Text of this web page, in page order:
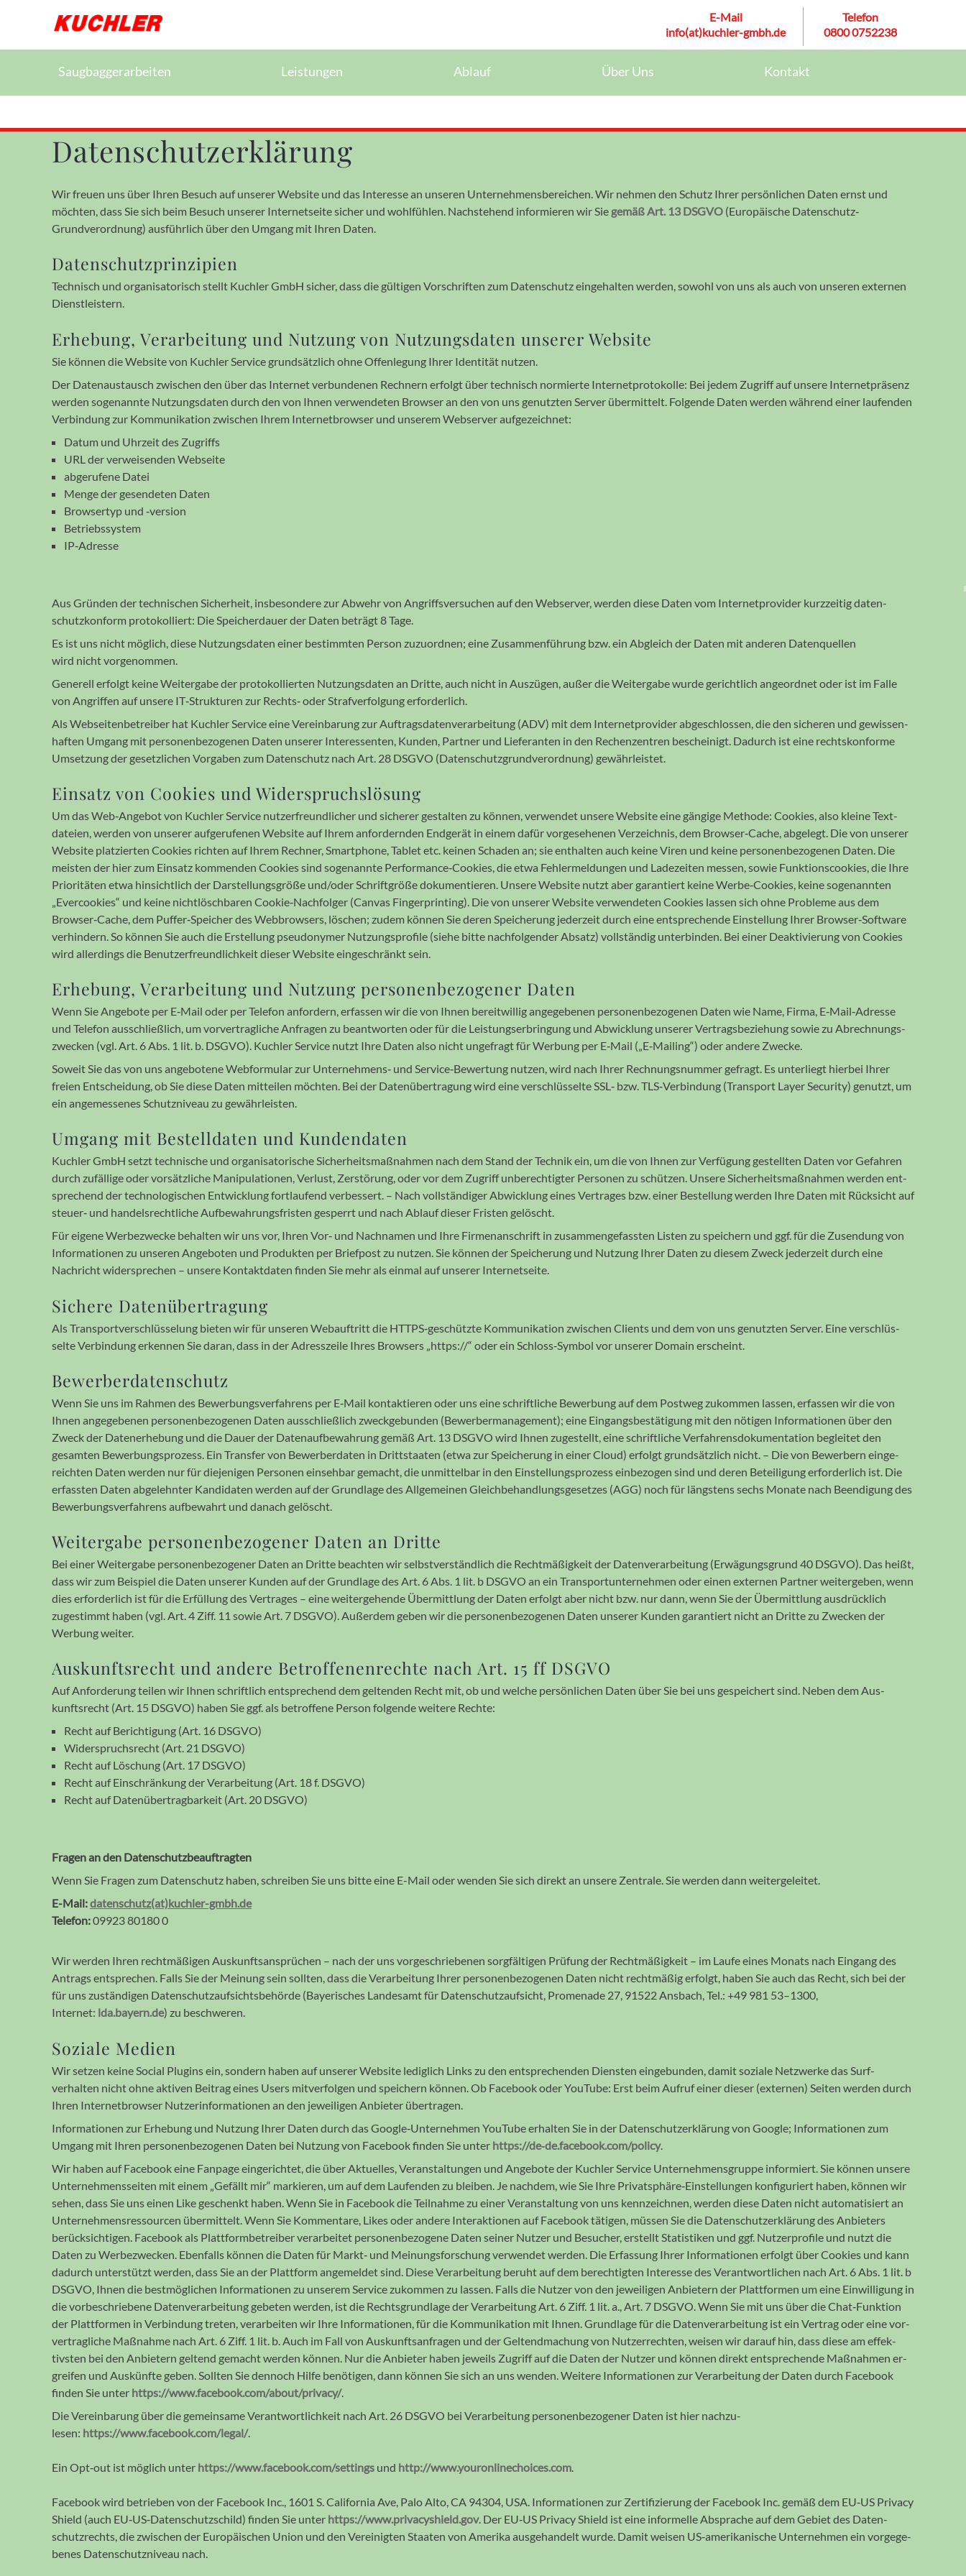
E-Mail
info(at)kuchler-gmbh.de
Telefon
0800 0752238
Saugbaggerarbeiten Leistungen Ablauf Über Uns Kontakt
Datenschutzerklärung
Wir freuen uns über Ihren Besuch auf unserer Website und das Interesse an unseren Unternehmensbereichen. Wir nehmen den Schutz Ihrer persönlichen Daten ernst und
möchten, dass Sie sich beim Besuch unserer Internetseite sicher und wohlfühlen. Nachstehend informieren wir Sie gemäß Art. 13 DSGVO (Europäische Datenschutz‐
Grundverordnung) ausführlich über den Umgang mit Ihren Daten.
Datenschutzprinzipien
Technisch und organi­sa­torisch stellt Kuchler GmbH sicher, dass die gülti­gen Vor­schrif­ten zum Daten­schutz ein­ge­halten werden, sowohl von uns als auch von unseren externen
Dienst­leistern.
Erhebung, Verarbeitung und Nutzung von Nutzungs­daten unserer Website
Sie können die Website von Kuchler Service grund­sätz­lich ohne Offen­legung Ihrer Identi­tät nutzen.
Der Datenaustausch zwischen den über das Internet ver­bunde­nen Rechnern erfolgt über tech­nisch normierte Internet­proto­kolle: Bei jedem Zugriff auf unsere Internet­präsenz
werden soge­nannte Nutzungs­daten durch den von Ihnen verwen­deten Browser an den von uns genutz­ten Server über­mittelt. Folgende Daten werden während einer laufenden
Verbin­dung zur Kommu­ni­kation zwischen Ihrem Internet­browser und unserem Webserver aufge­zeichnet:
Datum und Uhrzeit des Zugriffs
URL der verweisenden Webseite
abgerufene Datei
Menge der gesendeten Daten
Browsertyp und ‐version
Betriebssystem
IP‐Adresse
Aus Gründen der technischen Sicher­heit, insbe­son­dere zur Abwehr von Angriffs­ver­suchen auf den Webserver, werden diese Daten vom Internet­provider kurz­zeitig daten­
schutz­konform proto­kol­liert: Die Speicher­dauer der Daten beträgt 8 Tage.
Es ist uns nicht möglich, diese Nutzungs­daten einer be­stimm­ten Person zu­zu­ord­nen; eine Zu­sam­men­füh­rung bzw. ein Abgleich der Daten mit ande­ren Daten­quellen
wird nicht vor­ge­nom­men.
Gene­rell er­folgt keine Weiter­gabe der pro­to­kol­lier­ten Nutzungs­daten an Dritte, auch nicht in Aus­zügen, außer die Weiter­gabe wurde gericht­lich ange­ord­net oder ist im Falle
von An­grif­fen auf unsere IT‐Struk­turen zur Rechts‐ oder Straf­ver­folgung erfor­der­lich.
Als Webseitenbetreiber hat Kuchler Service eine Verein­barung zur Auftrags­daten­ver­arbei­tung (ADV) mit dem Internet­provider abge­schlossen, die den sicheren und gewissen­
haften Umgang mit personen­be­zogenen Daten unserer Inte­res­sen­ten, Kunden, Partner und Liefe­ranten in den Rechen­zentren be­scheinigt. Da­durch ist eine rechts­konforme
Umsetzung der gesetz­lichen Vor­gaben zum Daten­schutz nach Art. 28 DSGVO (Daten­schutz­grund­verord­nung) gewähr­leistet.
Einsatz von Cookies und Wider­spruchs­lösung
Um das Web‐Angebot von Kuchler Service nutzer­freund­licher und sicherer gestalten zu können, ver­wen­det unsere Web­site eine gängige Methode: Cookies, also kleine Text­
dateien, werden von unserer auf­ge­rufenen Web­site auf Ihrem an­for­dern­den End­gerät in einem dafür vor­ge­sehenen Ver­zeich­nis, dem Browser‐Cache, ab­gelegt. Die von unserer
Website plat­zier­ten Cookies richten auf Ihrem Rechner, Smart­phone, Tablet etc. keinen Schaden an; sie ent­halten auch keine Viren und keine personen­be­zogenen Daten. Die
meisten der hier zum Einsatz kommen­den Cookies sind so­ge­nannte Perfor­mance‐Cookies, die etwa Fehler­mel­dungen und Lade­zeiten messen, sowie Funk­tions­cookies, die Ihre
Priori­täten etwa hin­sicht­lich der Dar­stellungs­größe und/oder Schrift­größe doku­men­tieren. Unsere Website nutzt aber garan­tiert keine Werbe‐Cookies, keine soge­nannten
„Evercookies“ und keine nichtlösch­baren Cookie‐Nach­folger (Canvas Finger­printing). Die von unserer Website verwen­deten Cookies lassen sich ohne Probleme aus dem
Browser‐Cache, dem Puffer‐Speicher des Web­browsers, löschen; zudem können Sie deren Speicher­ung jeder­zeit durch eine ent­sprechen­de Ein­stellung Ihrer Browser‐Software
verhin­dern. So können Sie auch die Erstellung pseu­do­nymer Nutzungs­profile (siehe bitte nach­fol­gen­der Absatz) voll­ständig unter­binden. Bei einer Deakti­vierung von Cookies
wird aller­dings die Benutzer­freund­lich­keit dieser Web­site ein­ge­schränkt sein.
Erhebung, Verarbeitung und Nutzung personen­bezogener Daten
Wenn Sie Ange­bote per E‐Mail oder per Tele­fon an­for­dern, er­fassen wir die von Ihnen bereit­willig ange­gebe­nen per­so­nen­be­zoge­nen Daten wie Name, Firma, E‐Mail‐Adresse
und Telefon aus­schließ­lich, um vor­ver­trag­liche An­fragen zu be­ant­worten oder für die Leistungs­erbringung und Ab­wick­lung unse­rer Ver­trags­be­ziehung sowie zu Ab­rech­nungs­
zwecken (vgl. Art. 6 Abs. 1 lit. b. DSGVO). Kuchler Service nutzt Ihre Daten also nicht unge­fragt für Werbung per E‐Mail („E‐Mailing“) oder andere Zwecke.
Soweit Sie das von uns ange­botene Web­formular zur Unternehmens‐ und Service‐Bewertung nutzen, wird nach Ihrer Rechnungsnummer ge­fragt. Es unter­liegt hierbei Ihrer
freien Ent­schei­dung, ob Sie diese Daten mit­teilen möchten. Bei der Daten­über­tragung wird eine ver­schlüs­selte SSL‐ bzw. TLS‐Ver­bindung (Transport Layer Security) genutzt, um
ein ange­messenes Schutz­niveau zu gewähr­leisten.
Umgang mit Bestell­daten und Kundendaten
Kuchler GmbH setzt tech­nische und organi­sa­to­rische Sicher­heits­maß­nah­men nach dem Stand der Technik ein, um die von Ihnen zur Ver­fü­gung ge­stell­ten Daten vor Gefah­ren
durch zu­fällige oder vor­sätz­liche Mani­pu­la­tionen, Ver­lust, Zer­störung, oder vor dem Zu­griff unbe­rech­tig­ter Per­so­nen zu schützen. Unsere Sicher­heits­maß­nah­men werden ent­
sprechend der techno­lo­gischen Ent­wick­lung fort­laufend ver­bessert. – Nach voll­stän­diger Abwick­lung eines Ver­trages bzw. einer Bestellung werden Ihre Daten mit Rück­sicht auf
steuer‐ und handels­recht­liche Aufbe­wahrungs­fristen ge­sperrt und nach Ab­lauf dieser Fristen ge­löscht.
Für eigene Werbezwecke behalten wir uns vor, Ihren Vor‐ und Nach­namen und Ihre Firmen­anschrift in zusammen­gefassten Listen zu speichern und ggf. für die Zusen­dung von
Informa­tionen zu unseren Angeboten und Pro­duk­ten per Brief­post zu nutzen. Sie können der Speicherung und Nutzung Ihrer Daten zu diesem Zweck jeder­zeit durch eine
Nach­richt wider­sprechen – unsere Kontakt­daten finden Sie mehr als einmal auf unserer Internetseite.
Sichere Datenübertragung
Als Transportverschlüsselung bieten wir für unseren Web­auftritt die HTTPS‐geschützte Kommu­ni­ka­tion zwischen Clients und dem von uns genutz­ten Server. Eine ver­schlüs­
selte Ver­bin­dung erken­nen Sie daran, dass in der Adress­zeile Ihres Browsers „https://“ oder ein Schloss‐Symbol vor unserer Domain erscheint.
Bewerberdatenschutz
Wenn Sie uns im Rahmen des Bewerbungs­verfahrens per E‐Mail kontak­tieren oder uns eine schrift­liche Bewerbung auf dem Post­weg zukom­men lassen, er­fassen wir die von
Ihnen ange­gebe­nen per­so­nen­be­zoge­nen Daten aus­schließ­lich zweck­gebunden (Bewerber­management); eine Eingangs­bestätigung mit den nötigen Informa­tionen über den
Zweck der Daten­erhebung und die Dauer der Daten­aufbe­wahrung gemäß Art. 13 DSGVO wird Ihnen zuge­stellt, eine schrift­liche Verfahrens­doku­men­tation be­gleitet den
gesamten Bewerbungs­prozess. Ein Transfer von Bewerber­daten in Dritt­staaten (etwa zur Speicherung in einer Cloud) erfolgt grund­sätz­lich nicht. – Die von Be­wer­bern ein­ge­
reich­ten Daten werden nur für die­jenigen Personen einseh­bar ge­macht, die unmit­tel­bar in den Einstel­lungs­prozess einbe­zogen sind und deren Betei­ligung erfor­der­lich ist. Die
erfassten Daten abge­lehn­ter Kandi­daten werden auf der Grund­lage des Allgemeinen Gleich­behandlungs­gesetzes (AGG) noch für längstens sechs Monate nach Beendi­gung des
Bewer­bungs­ver­fahrens auf­be­wahrt und danach gelöscht.
Weitergabe personen­bezogener Daten an Dritte
Bei einer Weiter­gabe personen­bezogener Daten an Dritte beach­ten wir selbst­verständ­lich die Recht­mäßig­keit der Daten­ver­arbei­tung (Erwägungs­grund 40 DSGVO). Das heißt,
dass wir zum Beispiel die Daten unserer Kunden auf der Grund­lage des Art. 6 Abs. 1 lit. b DSGVO an ein Trans­port­unter­nehmen oder einen externen Partner weiter­geben, wenn
dies erfor­der­lich ist für die Erfüllung des Vertrages – eine weiter­gehende Über­mittlung der Daten er­folgt aber nicht bzw. nur dann, wenn Sie der Über­mittlung aus­drück­lich
zuge­stimmt haben (vgl. Art. 4 Ziff. 11 sowie Art. 7 DSGVO). Außer­dem geben wir die per­so­nen­be­zoge­nen Daten unserer Kunden garan­tiert nicht an Dritte zu Zwecken der
Werbung weiter.
Auskunftsrecht und andere Betroffenen­rechte nach Art. 15 ff DSGVO
Auf Anforderung teilen wir Ihnen schriftlich ent­sprechend dem geltenden Recht mit, ob und welche persön­lichen Daten über Sie bei uns ge­speichert sind. Neben dem Aus­
kunfts­recht (Art. 15 DSGVO) haben Sie ggf. als betrof­fene Person folgende weitere Rechte:
Recht auf Berichtigung (Art. 16 DSGVO)
Widerspruchsrecht (Art. 21 DSGVO)
Recht auf Löschung (Art. 17 DSGVO)
Recht auf Einschränkung der Verarbeitung (Art. 18 f. DSGVO)
Recht auf Datenübertragbarkeit (Art. 20 DSGVO)
Fragen an den Datenschutzbeauftragten
Wenn Sie Fragen zum Datenschutz haben, schreiben Sie uns bitte eine E-Mail oder wenden Sie sich direkt an unsere Zentrale. Sie werden dann weitergeleitet.
E-Mail:datenschutz(at)kuchler-gmbh.de
Telefon:09923 80180 0
Wir werden Ihren recht­mäßigen Auskunfts­an­sprüchen – nach der uns vor­ge­schrie­be­nen sorg­fältigen Prüfung der Recht­mäßig­keit – im Laufe eines Monats nach Ein­gang des
Antrags ent­sprechen. Falls Sie der Meinung sein sollten, dass die Verar­beitung Ihrer per­sonen­be­zogenen Daten nicht recht­mäßig er­folgt, haben Sie auch das Recht, sich bei der
für uns zu­stän­di­gen Daten­schutz­auf­sichts­behörde (Bayerisches Landes­amt für Daten­schutz­auf­sicht, Promenade 27, 91522 Ansbach, Tel.: +49 981 53–1300,
Internet: lda.bayern.de) zu beschweren.
Soziale Medien
Wir setzen keine Social Plugins ein, sondern haben auf unserer Website ledig­lich Links zu den ent­sprechen­den Diensten einge­bunden, damit soziale Netzwerke das Surf­
verhalten nicht ohne aktiven Beitrag eines Users mit­verfolgen und speichern können. Ob Facebook oder YouTube: Erst beim Aufruf einer dieser (externen) Seiten werden durch
Ihren Internet­browser Nutzer­infor­ma­tionen an den jewei­ligen Anbieter über­tragen.
Infor­ma­tionen zur Erhebung und Nutzung Ihrer Daten durch das Google‐Unternehmen YouTube erhalten Sie in der Datenschutzerklärung von Google; Informa­tionen zum
Umgang mit Ihren personen­be­zoge­nen Daten bei Nutzung von Facebook finden Sie unter https://de‐de.facebook.com/policy.
Wir haben auf Facebook eine Fanpage einge­richtet, die über Aktuelles, Veran­stal­tun­gen und Ange­bote der Kuchler Service Unter­neh­mens­gruppe infor­miert. Sie können unsere
Unter­neh­mens­seiten mit einem „Gefällt mir“ markieren, um auf dem Laufenden zu bleiben. Je nach­dem, wie Sie Ihre Privatsphäre‐Ein­stellun­gen konfi­guriert haben, können wir
sehen, dass Sie uns einen Like geschenkt haben. Wenn Sie in Facebook die Teil­nahme zu einer Ver­anstaltung von uns kenn­zeichnen, werden diese Daten nicht auto­ma­tisiert an
Unternehmens­ressourcen übermittelt. Wenn Sie Kommen­tare, Likes oder andere Inter­aktionen auf Facebook tätigen, müssen Sie die Daten­schutz­erklärung des Anbieters
berück­sichtigen. Facebook als Platt­form­be­treiber verar­beitet personen­bezogene Daten seiner Nutzer und Besucher, erstellt Statis­tiken und ggf. Nutzer­profile und nutzt die
Daten zu Werbe­zwecken. Eben­falls können die Daten für Markt‐ und Meinungs­forschung ver­wen­det werden. Die Erfassung Ihrer Infor­ma­tionen erfolgt über Cookies und kann
da­durch unter­stützt werden, dass Sie an der Platt­form ange­meldet sind. Diese Verar­beitung beruht auf dem berech­tigten Interesse des Verant­wort­lichen nach Art. 6 Abs. 1 lit. b
DSGVO, Ihnen die best­möglichen Informa­tionen zu unserem Service zu­kommen zu lassen. Falls die Nutzer von den jewei­ligen Anbietern der Platt­formen um eine Ein­willigung in
die vorbe­schriebene Daten­verar­beitung ge­beten werden, ist die Rechts­grundlage der Verar­bei­tung Art. 6 Ziff. 1 lit. a., Art. 7 DSGVO. Wenn Sie mit uns über die Chat‐Funktion
der Platt­formen in Verbin­dung treten, verar­beiten wir Ihre Infor­ma­tionen, für die Kom­mu­ni­kation mit Ihnen. Grundlage für die Daten­ver­arbeitung ist ein Vertrag oder eine vor­
ver­trag­liche Maßnahme nach Art. 6 Ziff. 1 lit. b. Auch im Fall von Aus­kunfts­an­fragen und der Geltend­machung von Nutzer­rechten, weisen wir darauf hin, dass diese am effek­
tivsten bei den Anbietern geltend ge­macht werden können. Nur die Anbieter haben jeweils Zugriff auf die Daten der Nutzer und können direkt ent­sprechende Maß­nahmen er­
greifen und Aus­künfte geben. Sollten Sie den­noch Hilfe benö­tigen, dann können Sie sich an uns wenden. Weitere Infor­ma­tionen zur Verar­beitung der Daten durch Facebook
finden Sie unter https://www.facebook.com/about/privacy/.
Die Vereinbarung über die gemein­same Verant­wort­lich­keit nach Art. 26 DSGVO bei Ver­arbei­tung per­so­nen­be­zo­gener Daten ist hier nach­zu­
lesen: https://www.facebook.com/legal/.
Ein Opt‐out ist möglich unter https://www.facebook.com/settings und http://www.youronlinechoices.com
Facebook wird be­trie­ben von der Facebook Inc., 1601 S. California Ave, Palo Alto, CA 94304, USA. Infor­ma­tionen zur Zerti­fi­zierung der Facebook Inc. gemäß dem EU‐US Privacy
Shield (auch EU‐US‐Daten­schutz­schild) finden Sie unter https://www.privacyshield.gov. Der EU‐US Privacy Shield ist eine infor­melle Absprache auf dem Gebiet des Daten­
schutz­rechts, die zwischen der Euro­päischen Union und den Ver­einigten Staaten von Amerika ausge­handelt wurde. Damit weisen US‐ameri­ka­nische Unter­nehmen ein vorge­ge­
benes Daten­schutz­niveau nach.